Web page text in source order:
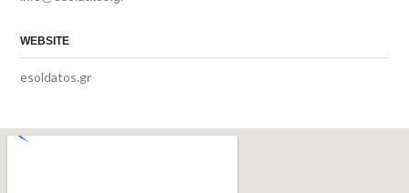
WEBSITE
esoldatos.gr